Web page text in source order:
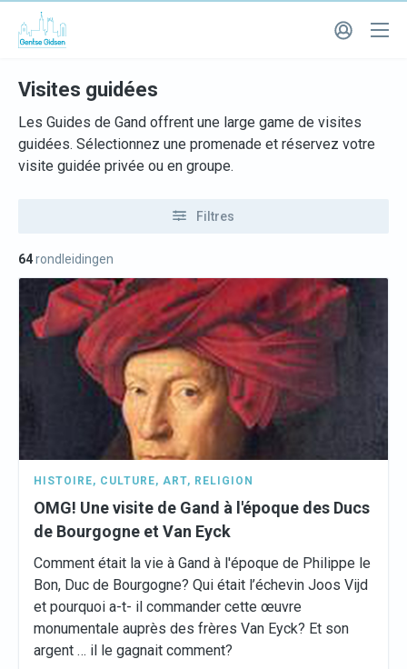
Visites guidées
Les Guides de Gand offrent une large game de visites
guidées. Sélectionnez une promenade et réservez votre
visite guidée privée ou en groupe.
Filtres
64rondleidingen
HISTOIRE, CULTURE, ART, RELIGION
OMG! Une visite de Gand à l'époque des Ducs
de Bourgogne et Van Eyck
Comment était la vie à Gand à l'époque de Philippe le
Bon, Duc de Bourgogne? Qui était l’échevin Joos Vijd
et pourquoi a-t- il commander cette œuvre
monumentale auprès des frères Van Eyck? Et son
argent … il le gagnait comment?